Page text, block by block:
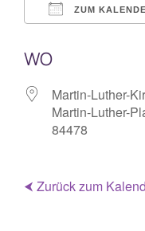
ZUM
WO
Martin-Luther-
Martin-Luther-
84478
⮜ Zurück zum